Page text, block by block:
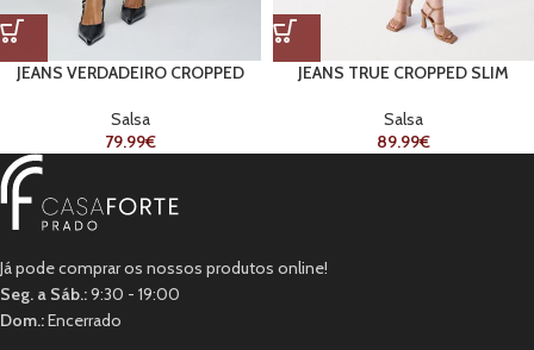
JEANS VERDADEIRO CROPPED
Salsa
79.99€
JEANS TRUE CROPPED SLIM
Salsa
89.99€
Já pode comprar os nossos produtos online!
Seg. a Sáb.:9:30 - 19:00
Dom.:Encerrado